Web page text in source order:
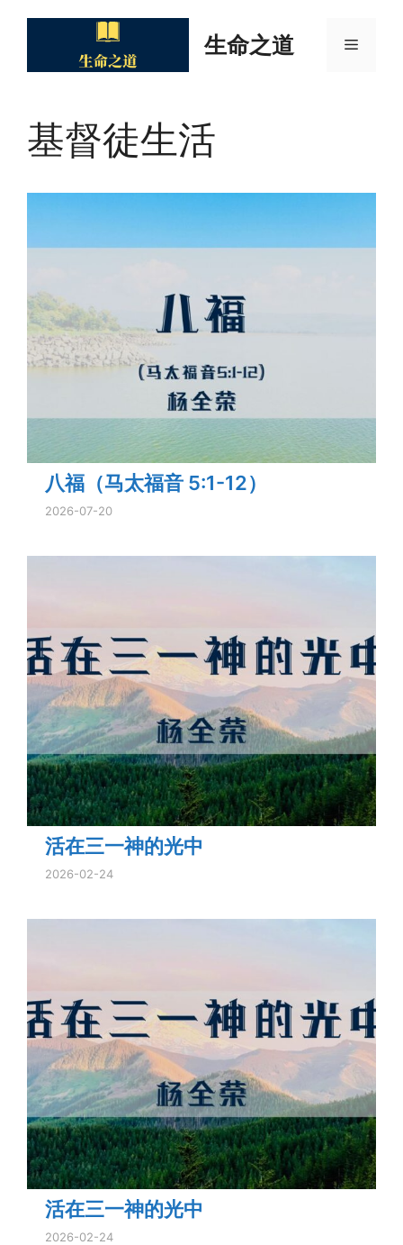
生命之道 Menu
基督徒生活
八福（马太福音 5:1-12）
2026-07-20
活在三一神的光中
2026-02-24
活在三一神的光中
2026-02-24